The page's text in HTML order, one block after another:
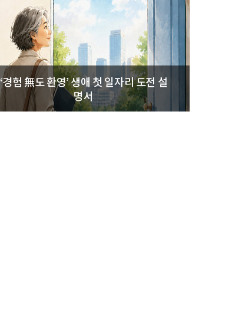
‘경험 無도 환영’ 생애 첫 일자리 도전 설
명서